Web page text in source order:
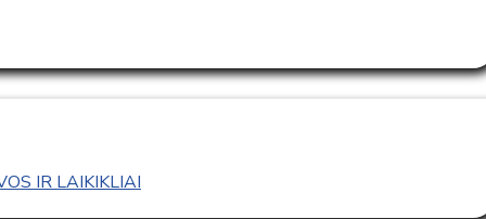
IR LAIKIKLIAI